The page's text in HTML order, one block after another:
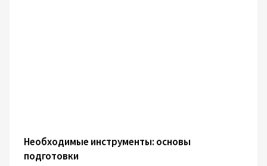
Необходимые инструменты: основы
подготовки